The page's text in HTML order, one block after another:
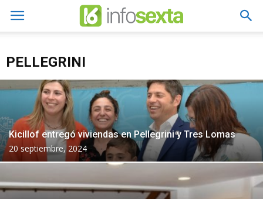
PELLEGRINI
Kicillof entregó viviendas en Pellegrini y Tres Lomas
20 septiembre, 2024